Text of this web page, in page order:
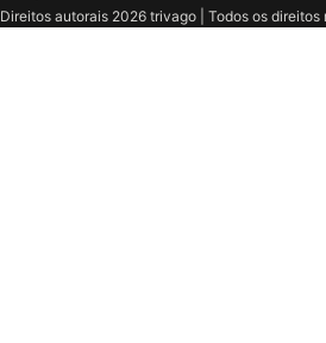
Direitos autorais 2026 trivago | Todos os direitos